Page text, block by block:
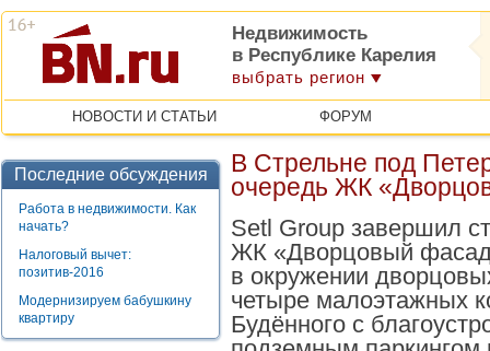
Недвижимость
в Республике Карелия
выбрать регион
НОВОСТИ И СТАТЬИ ФОРУМ
Последние обсуждения
Работа в недвижимости. Как
начать?
Налоговый вычет:
позитив-2016
Модернизируем бабушкину
квартиру
В Стрельне под
очередь ЖК
Setl Group завершил
ЖК «Дворцовый
в окружении
четыре малоэтажных
Будённого с